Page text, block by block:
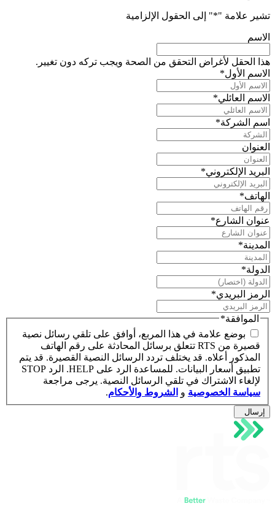
تشير علامة "*" إلى الحقول الإلزامية
الاسم
هذا الحقل لأغراض التحقق من الصحة ويجب تركه دون تغيير.
الاسم الأول*
الاسم العائلي*
اسم الشركة*
العنوان
البريد الإلكتروني*
الهاتف*
عنوان الشارع*
المدينة*
الدولة*
الرمز البريدي*
الموافقة*
بوضع علامة في هذا المربع، أوافق على تلقي رسائل نصية
قصيرة من RTS تتعلق برسائل المحادثة على رقم الهاتف
المذكور أعلاه. قد يختلف تردد الرسائل النصية القصيرة. قد يتم
تطبيق أسعار البيانات. للمساعدة الرد على HELP. الرد STOP
لإلغاء الاشتراك في تلقي الرسائل النصية. يرجى مراجعة
سياسة الخصوصية و الشروط والأحكام.
إرسال